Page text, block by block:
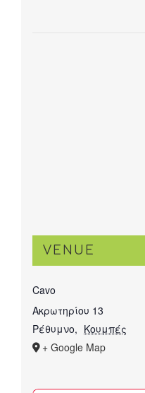
VENUE
Cavo
Ακρωτηρίου 13
Ρέθυμνο, Κουμπές
+ Google Map